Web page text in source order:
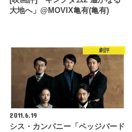
大地へ」@MOVIX亀有(亀有)
劇評
2011.6.19
シス・カンパニー「ペッジバード